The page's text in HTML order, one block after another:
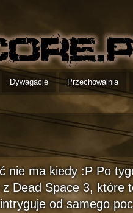
Dywagacje Przechowalnia
nie ma kiedy :P Po
Dead Space 3, które
od samego